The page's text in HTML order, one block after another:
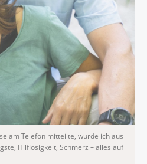
am Telefon mitteilte, wurde ich aus
Hilflosigkeit, Schmerz – alles auf